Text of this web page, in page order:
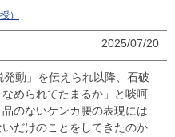
）
2025/07/20
動」を伝えられ以降、石破
められてたまるか」と啖呵
のないケンカ腰の表現には
だけのことをしてきたのか